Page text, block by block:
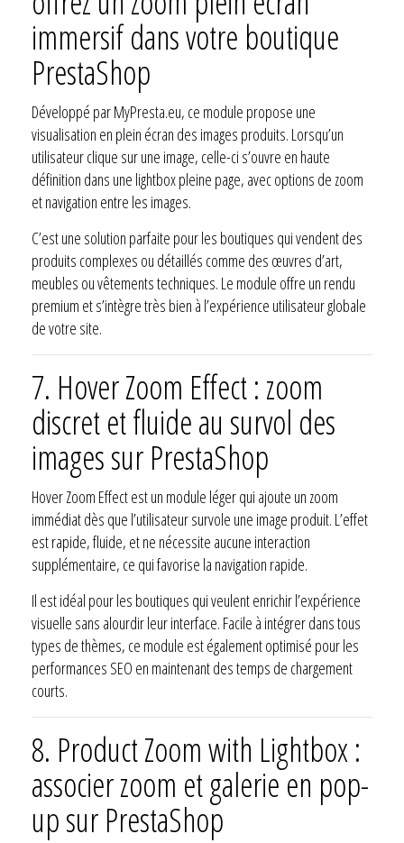
immersif dans votre boutique
PrestaShop
Développé par MyPresta.eu, ce module propose une
visualisation en plein écran des images produits. Lorsqu’un
utilisateur clique sur une image, celle-ci s’ouvre en haute
définition dans une lightbox pleine page, avec options de zoom
et navigation entre les images.
C’est une solution parfaite pour les boutiques qui vendent des
produits complexes ou détaillés comme des œuvres d’art,
meubles ou vêtements techniques. Le module offre un rendu
premium et s’intègre très bien à l’expérience utilisateur globale
de votre site.
7. Hover Zoom Effect : zoom
discret et fluide au survol des
images sur PrestaShop
Hover Zoom Effect est un module léger qui ajoute un zoom
immédiat dès que l’utilisateur survole une image produit. L’effet
est rapide, fluide, et ne nécessite aucune interaction
supplémentaire, ce qui favorise la navigation rapide.
Il est idéal pour les boutiques qui veulent enrichir l’expérience
visuelle sans alourdir leur interface. Facile à intégrer dans tous
types de thèmes, ce module est également optimisé pour les
performances SEO en maintenant des temps de chargement
courts.
8. Product Zoom with Lightbox :
associer zoom et galerie en pop-
up sur PrestaShop